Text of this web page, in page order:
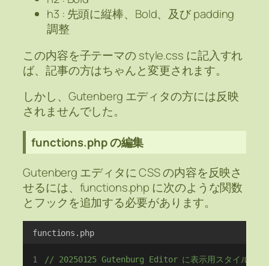
h3 : 先頭に縦棒、Bold、及び padding
調整
この内容を子テーマの style.css に記入すれ
ば、記事の方はちゃんと変更されます。
しかし、Gutenberg エディタの方には反映
されませんでした。
functions.php の編集
Gutenberg エディタに CSS の内容を反映さ
せるには、functions.php に次のような関数
とフックを追加する必要があります。
functions.php
// 20250125 Gutenburg Editor に表示用スタイルシー